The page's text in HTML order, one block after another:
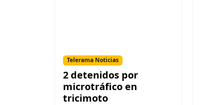
Telerama Noticias
2 detenidos por
microtráfico en
tricimoto